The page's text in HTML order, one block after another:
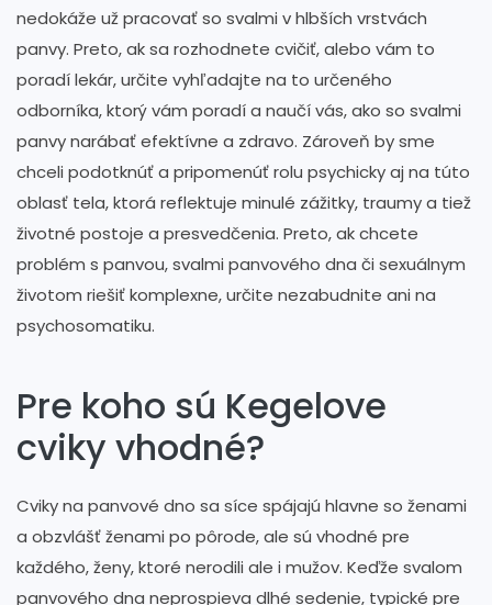
nedokáže už pracovať so svalmi v hlbších vrstvách
panvy. Preto, ak sa rozhodnete cvičiť, alebo vám to
poradí lekár, určite vyhľadajte na to určeného
odborníka, ktorý vám poradí a naučí vás, ako so svalmi
panvy narábať efektívne a zdravo. Zároveň by sme
chceli podotknúť a pripomenúť rolu psychicky aj na túto
oblasť tela, ktorá reflektuje minulé zážitky, traumy a tiež
životné postoje a presvedčenia. Preto, ak chcete
problém s panvou, svalmi panvového dna či sexuálnym
životom riešiť komplexne, určite nezabudnite ani na
psychosomatiku.
Pre koho sú Kegelove
cviky vhodné?
Cviky na panvové dno sa síce spájajú hlavne so ženami
a obzvlášť ženami po pôrode, ale sú vhodné pre
každého, ženy, ktoré nerodili ale i mužov. Keďže svalom
panvového dna neprospieva dlhé sedenie, typické pre